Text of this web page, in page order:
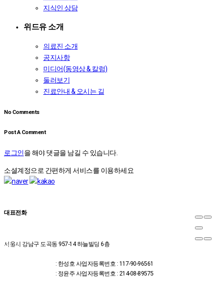
지식인 상담
위드유 소개
의료진 소개
공지사항
미디어(동영상 & 칼럼)
둘러보기
진료안내 & 오시는 길
No Comments
Post A Comment
로그인을 해야 댓글을 남길 수 있습니다.
소셜계정으로 간편하게 서비스를 이용하세요
대표전화
서울시 강남구 도곡동 957-14 하늘빌딩 6층
: 한성호 사업자등록번호 : 117-90-96561
: 정윤주 사업자등록번호 : 214-08-89575
온라인